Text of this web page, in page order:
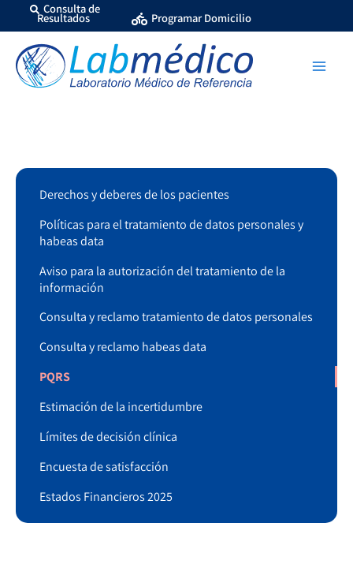
al
contenido
Consulta de
Resultados Programar Domicilio
Derechos y deberes de los pacientes
Políticas para el tratamiento de datos personales y
habeas data
Aviso para la autorización del tratamiento de la
información
Consulta y reclamo tratamiento de datos personales
Consulta y reclamo habeas data
PQRS
Estimación de la incertidumbre
Límites de decisión clínica
Encuesta de satisfacción
Estados Financieros 2025